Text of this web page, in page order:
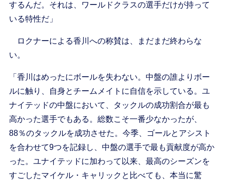
するんだ。それは、ワールドクラスの選手だけが持って
いる特性だ」
ロクナーによる香川への称賛は、まだまだ終わらな
い。
「香川はめったにボールを失わない。中盤の誰よりボー
ルに触り、自身とチームメイトに自信を示している。ユ
ナイテッドの中盤において、タックルの成功割合が最も
高かった選手でもある。総数こそ一番少なかったが、
88％のタックルを成功させた。今季、ゴールとアシスト
を合わせて9つを記録し、中盤の選手で最も貢献度が高か
った。ユナイテッドに加わって以来、最高のシーズンを
すごしたマイケル・キャリックと比べても、本当に驚